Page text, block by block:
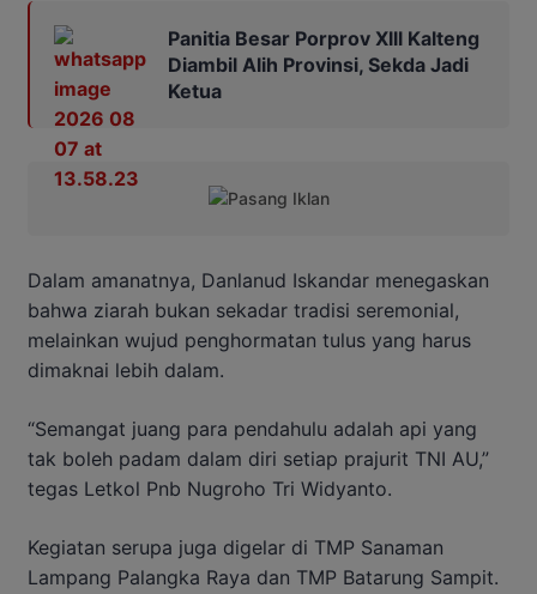
Panitia Besar Porprov Xlll Kalteng
Diambil Alih Provinsi, Sekda Jadi
Ketua
Dalam amanatnya, Danlanud Iskandar menegaskan
bahwa ziarah bukan sekadar tradisi seremonial,
melainkan wujud penghormatan tulus yang harus
dimaknai lebih dalam.
“Semangat juang para pendahulu adalah api yang
tak boleh padam dalam diri setiap prajurit TNI AU,”
tegas Letkol Pnb Nugroho Tri Widyanto.
Kegiatan serupa juga digelar di TMP Sanaman
Lampang Palangka Raya dan TMP Batarung Sampit.